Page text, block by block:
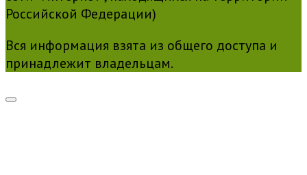
Российской Федерации)
Вся информация взята из общего доступа и
принадлежит владельцам.